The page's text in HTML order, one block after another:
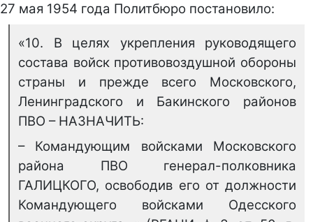
27 мая 1954 года Политбюро постановило:
«10. В целях укрепления руководящего
состава войск противовоздушной обороны
страны и прежде всего Московского,
Ленинградского и Бакинского районов
ПВО – НАЗНАЧИТЬ:
– Командующим войсками Московского
района ПВО генерал-полковника
ГАЛИЦКОГО, освободив его от должности
Командующего войсками Одесского